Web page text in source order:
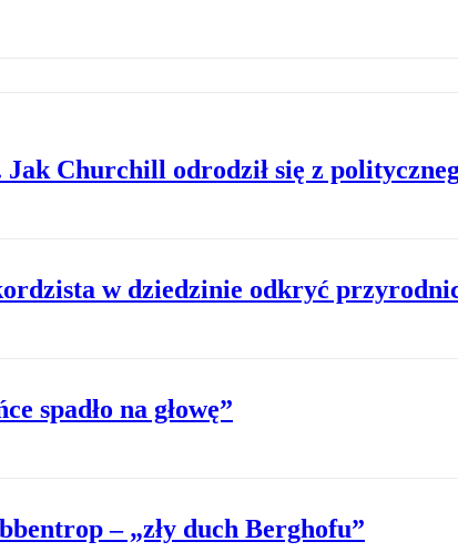
Jak Churchill odrodził się z
w dziedzinie odkryć
spadło na głowę”
– „zły duch Berghofu”